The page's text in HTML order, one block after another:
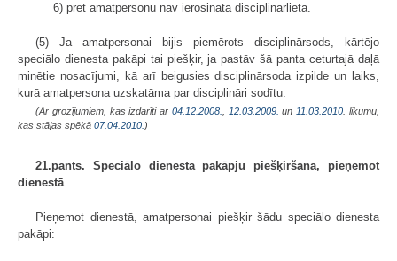
6) pret amatpersonu nav ierosināta disciplinārlieta.
(5) Ja amatpersonai bijis piemērots disciplinārsods, kārtējo
speciālo dienesta pakāpi tai piešķir, ja pastāv šā panta ceturtajā daļā
minētie nosacījumi, kā arī beigusies disciplinārsoda izpilde un laiks,
kurā amatpersona uzskatāma par disciplināri sodītu.
(Ar grozījumiem, kas izdarīti ar 04.12.2008. 12.03.2009. un 11.03.2010 . likumu,
kas stājas spēkā 07.04.2010. )
21.pants. Speciālo dienesta pakāpju piešķiršana, pieņemot
dienestā
Pieņemot dienestā, amatpersonai piešķir šādu speciālo dienesta
pakāpi: